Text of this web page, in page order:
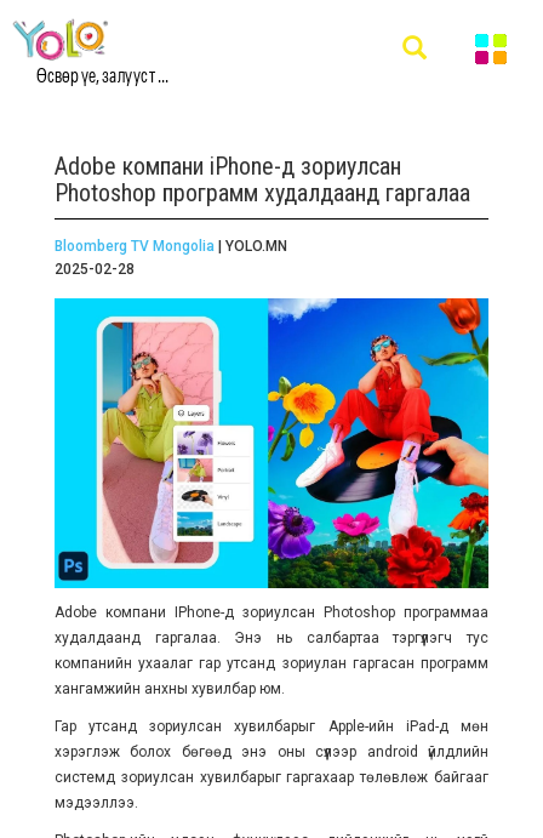
Өсвөр үе, залууст ...
Adobe компани iPhone-д зориулсан
Photoshop программ худалдаанд гаргалаа
Bloomberg TV Mongolia| YOLO.MN
2025-02-28
Adobe компани IPhone-д зориулсан Photoshop программаа
худалдаанд гаргалаа. Энэ нь салбартаа тэргүүлэгч тус
компанийн ухаалаг гар утсанд зориулан гаргасан программ
хангамжийн анхны хувилбар юм.
Гар утсанд зориулсан хувилбарыг Apple-ийн iPad-д мөн
хэрэглэж болох бөгөөд энэ оны сүүлээр android үйлдлийн
системд зориулсан хувилбарыг гаргахаар төлөвлөж байгааг
мэдээллээ.